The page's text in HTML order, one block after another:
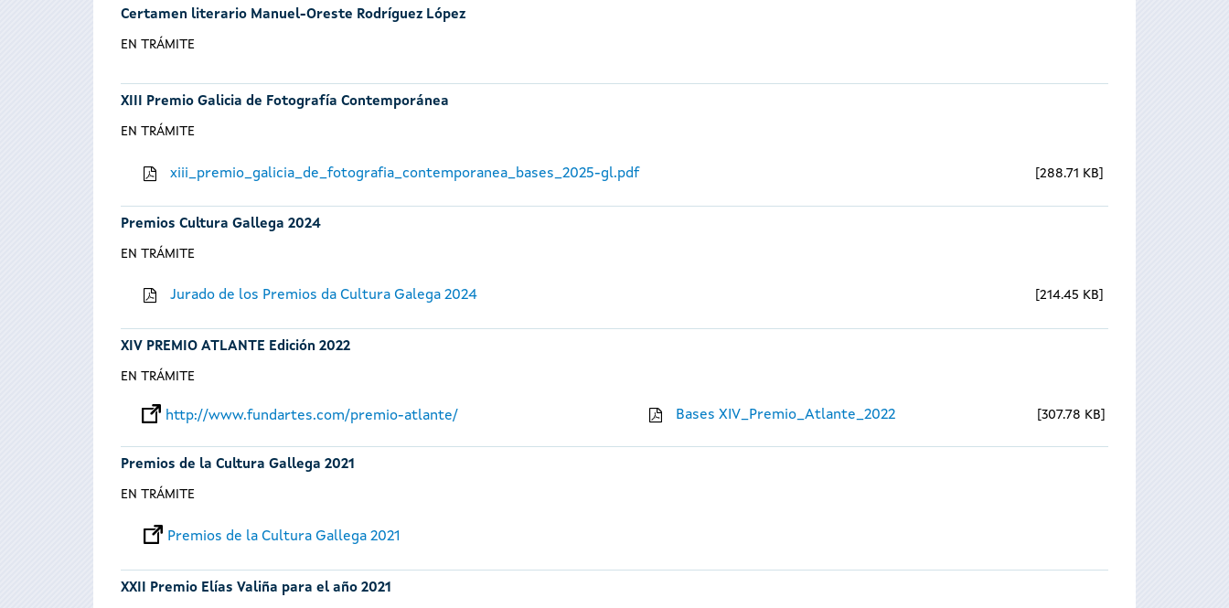
aquí
Certamen literario Manuel-Oreste Rodríguez López
EN TRÁMITE
XIII Premio Galicia de Fotografía Contemporánea
EN TRÁMITE
xiii_premio_galicia_de_fotografia_contemporanea_bases_2025-gl.pdf 288.71 KB
Premios Cultura Gallega 2024
EN TRÁMITE
Jurado de los Premios da Cultura Galega 2024 214.45 KB
XIV PREMIO ATLANTE Edición 2022
EN TRÁMITE
http://www.fundartes.com/premio-atlante/ Bases XIV_Premio_Atlante_2022 307.78 KB
Premios de la Cultura Gallega 2021
EN TRÁMITE
Premios de la Cultura Gallega 2021
XXII Premio Elías Valiña para el año 2021